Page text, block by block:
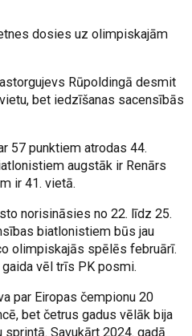
dosies uz olimpiskajām
Rūpoldingā desmit
bet iedzīšanas sacensībās
57 punktiem atrodas 44.
augstāk ir Renārs
ir 41. vietā.
norisināsies no 22. līdz 25.
biatlonistiem būs jau
olimpiskajās spēlēs februārī.
vēl trīs PK posmi.
par Eiropas čempionu 20
bet četrus gadus vēlāk bija
Savukārt 2024. gadā